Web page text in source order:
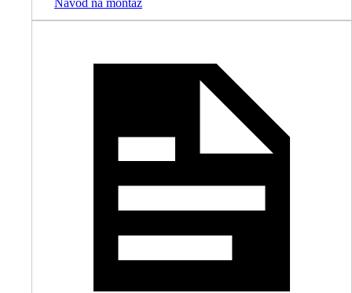
Návod na montáž